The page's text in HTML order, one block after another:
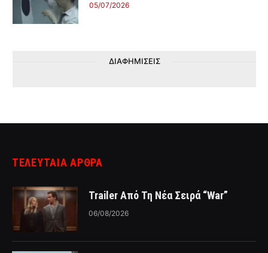
05/07/2026
ΔΙΑΦΗΜΙΣΕΙΣ
ΤΕΛΕΥΤΑΙΑ ΑΡΘΡΑ
Trailer Από Τη Νέα Σειρά “War”
06/08/2026